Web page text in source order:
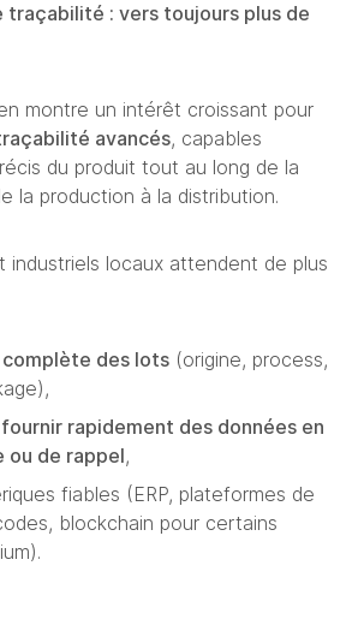
traçabilité : vers toujours plus de
montre un intérêt croissant pour
avancés, capables
du produit tout au long de la
la production à la distribution.
industriels locaux attendent de plus
des lots (origine, process,
fournir rapidement des données en
ou de rappel,
fiables (ERP, plateformes de
blockchain pour certains